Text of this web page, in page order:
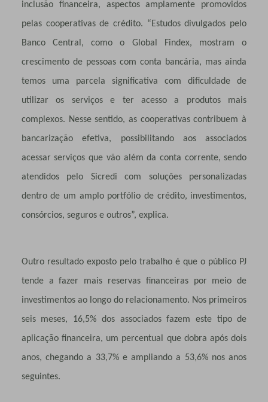
inclusão financeira, aspectos amplamente promovidos
pelas cooperativas de crédito. “Estudos divulgados pelo
Banco Central, como o Global Findex, mostram o
crescimento de pessoas com conta bancária, mas ainda
temos uma parcela significativa com dificuldade de
utilizar os serviços e ter acesso a produtos mais
complexos. Nesse sentido, as cooperativas contribuem à
bancarização efetiva, possibilitando aos associados
acessar serviços que vão além da conta corrente, sendo
atendidos pelo Sicredi com soluções personalizadas
dentro de um amplo portfólio de crédito, investimentos,
consórcios, seguros e outros”, explica.
Outro resultado exposto pelo trabalho é que o público PJ
tende a fazer mais reservas financeiras por meio de
investimentos ao longo do relacionamento. Nos primeiros
seis meses, 16,5% dos associados fazem este tipo de
aplicação financeira, um percentual que dobra após dois
anos, chegando a 33,7% e ampliando a 53,6% nos anos
seguintes.